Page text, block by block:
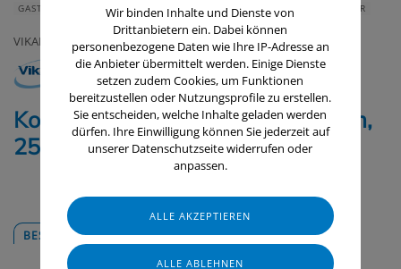
GASTRONOMIE & HOTELLERIE HAUS & HEIM GERÄTE & ZUBEHÖR
VIKAN
Komposite Mophalter, Klettsystem,
25 cm
BESCHREIBUNG DOWNLOADS
Wir binden Inhalte und Dienste von
Drittanbietern ein. Dabei können
personenbezogene Daten wie Ihre IP-Adresse an
die Anbieter übermittelt werden. Einige Dienste
setzen zudem Cookies, um Funktionen
bereitzustellen oder Nutzungsprofile zu erstellen.
Sie entscheiden, welche Inhalte geladen werden
dürfen. Ihre Einwilligung können Sie jederzeit auf
unserer Datenschutzseite widerrufen oder
anpassen.